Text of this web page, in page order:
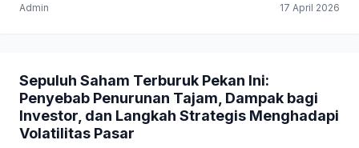
Admin 17 April 2026
Sepuluh Saham Terburuk Pekan Ini:
Penyebab Penurunan Tajam, Dampak bagi
Investor, dan Langkah Strategis Menghadapi
Volatilitas Pasar